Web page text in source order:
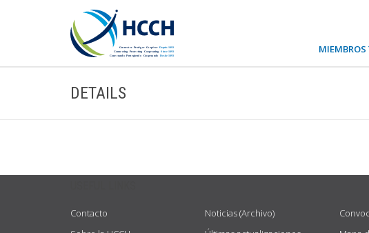
MIEMBROS
DETAILS
Contacto
Noticias (Archivo)